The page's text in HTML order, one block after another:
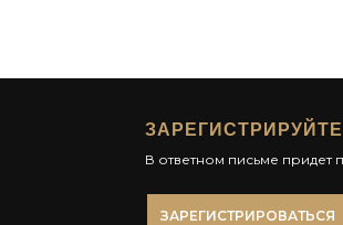
В ответном письме
ЗАРЕГИСТРИРОВАТЬСЯ